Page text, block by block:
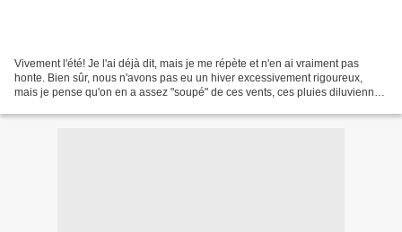
Vivement l'été! Je l'ai déjà dit, mais je me répète et n'en ai vraiment pas
honte. Bien sûr, nous n'avons pas eu un hiver excessivement rigoureux,
mais je pense qu'on en a assez "soupé" de ces vents, ces pluies diluviennes